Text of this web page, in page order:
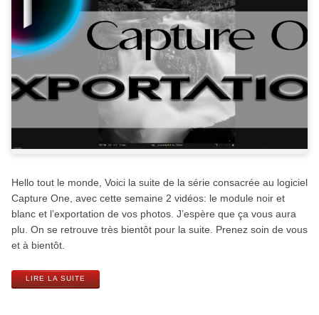
Hello tout le monde, Voici la suite de la série consacrée au logiciel
Capture One, avec cette semaine 2 vidéos: le module noir et
blanc et l’exportation de vos photos. J’espère que ça vous aura
plu. On se retrouve très bientôt pour la suite. Prenez soin de vous
et à bientôt.
LIRE LA SUITE